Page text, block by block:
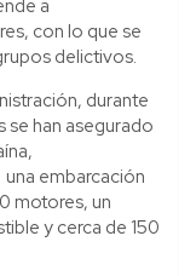
a
con lo que se
delictivos.
durante
se han asegurado
embarcación
motores, un
y cerca de 150